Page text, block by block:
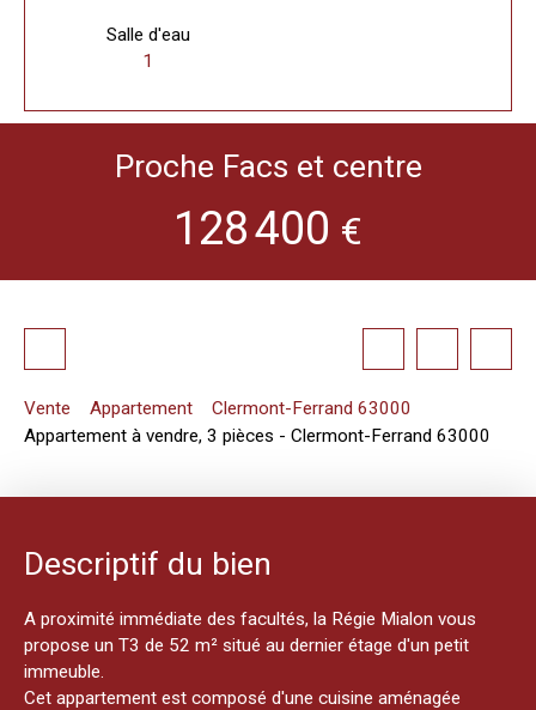
Salle d'eau
1
Proche Facs et centre
128 400 €
Vente Appartement
Clermont-Ferrand 63000
Appartement à vendre, 3 pièces - Clermont-Ferrand 63000
Descriptif du bien
A proximité immédiate des facultés, la Régie Mialon vous
propose un T3 de 52 m² situé au dernier étage d'un petit
immeuble.
Cet appartement est composé d'une cuisine aménagée